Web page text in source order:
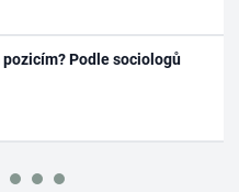
Podle sociologů